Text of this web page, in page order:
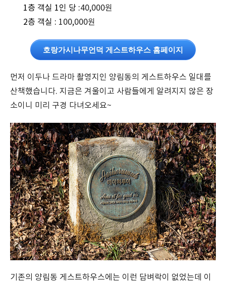
1층 객실 1인 당 :40,000원
2층 객실 : 100,000원
호랑가시나무언덕 게스트하우스 홈페이지
먼저 이두나 드라마 촬영지인 양림동의 게스트하우스 일대를
산책했습니다. 지금은 겨울이고 사람들에게 알려지지 않은 장
소이니 미리 구경 다녀오세요~
기존의 양림동 게스트하우스에는 이런 담벼락이 없었는데 이